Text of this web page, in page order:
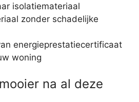
isolatiemateriaal
zonder schadelijke
energieprestatiecertificaat
woning
na al deze